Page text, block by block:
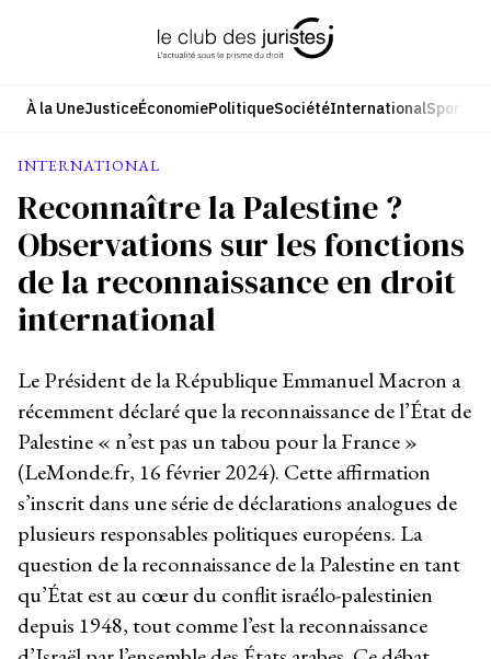
À la UneJusticeÉconomiePolitiqueSociétéInternationalSport
INTERNATIONAL
Reconnaître la Palestine ?
Observations sur les fonctions
de la reconnaissance en droit
international
Le Président de la République Emmanuel Macron a
récemment déclaré que la reconnaissance de l’État de
Palestine « n’est pas un tabou pour la France »
(LeMonde.fr, 16 février 2024). Cette affirmation
s’inscrit dans une série de déclarations analogues de
plusieurs responsables politiques européens. La
question de la reconnaissance de la Palestine en tant
qu’État est au cœur du conflit israélo-palestinien
depuis 1948, tout comme l’est la reconnaissance